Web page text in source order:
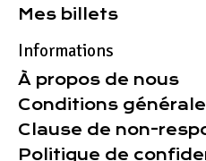
Mes billets
Informations
À propos de nous
Conditions
Clause de non-
Politique de